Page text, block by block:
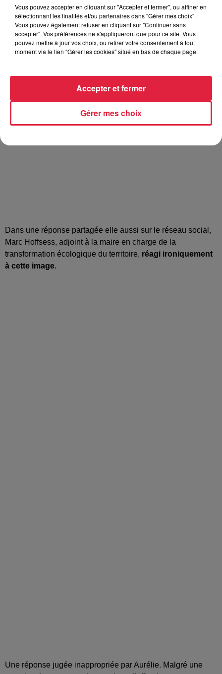
Dans une réponse partagée elle aussi sur le réseau social,
Marc Hoffsess, adjoint à la maire en charge de la
transformation écologique du territoire, réagi ironiquement
à cette image.
Une réponse jugée inappropriée par Aurélie. Malgré une
Vous pouvez accepter en cliquant sur "Accepter et fermer", ou affiner en
sélectionnant les finalités et/ou partenaires dans "Gérer mes choix".
Vous pouvez également refuser en cliquant sur "Continuer sans
accepter". Vos préférences ne s'appliqueront que pour ce site. Vous
pouvez mettre à jour vos choix, ou retirer votre consentement à tout
moment via le lien "Gérer les cookies" situé en bas de chaque page.
Gérer mes choix
Accepter et fermer